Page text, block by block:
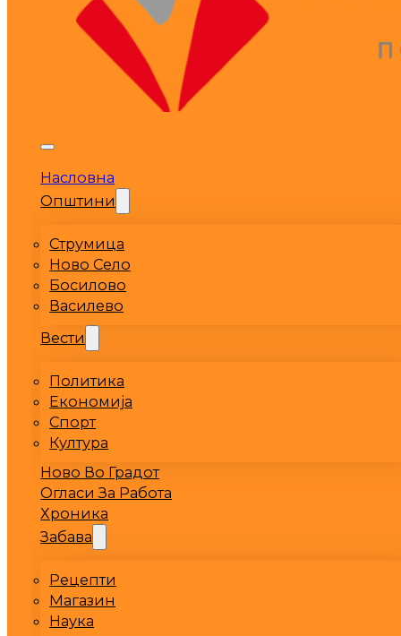
Насловна
Општини
Струмица
Ново Село
Босилово
Василево
Вести
Политика
Економија
Спорт
Култура
Ново Во Градот
Огласи За Работа
Хроника
Забава
Рецепти
Магазин
Наука